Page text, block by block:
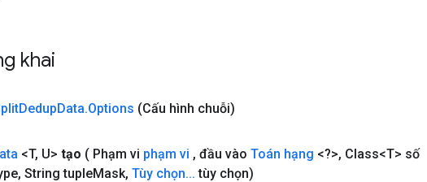
khai
DedupData.Options (Cấu hình chuỗi)
<T, U> tạo ( Phạm vi phạm vi , đầu vào Toán hạng <?>, Class<T> số
, String tupleMask, Tùy chọn... tùy chọn)